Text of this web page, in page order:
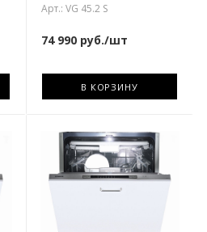
Арт.: VG 45.2 S
74 990руб./шт
В КОРЗИНУ